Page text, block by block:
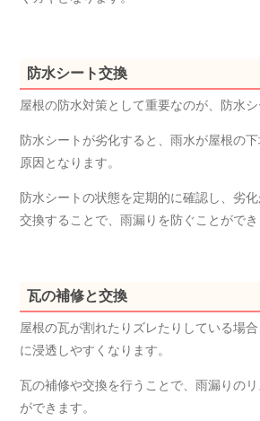
防水シート交換
屋根の防水対策として重要なのが、防水シ
防水シートが劣化すると、雨水が屋根の
原因となります。
防水シートの状態を定期的に確認し、劣
交換することで、雨漏りを防ぐことができ
瓦の補修と交換
屋根の瓦が割れたりズレたりしている場
に浸透しやすくなります。
瓦の補修や交換を行うことで、雨漏りの
ができます。